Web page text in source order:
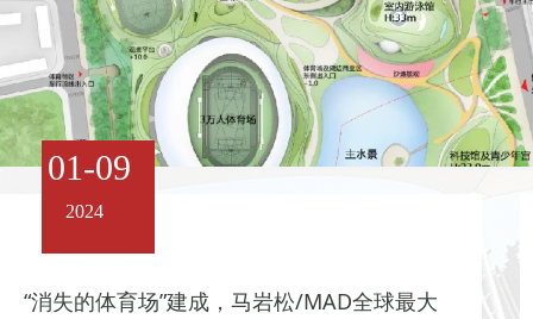
2024
01-09
“消失的体育场”建成，马岩松/MAD全球最大